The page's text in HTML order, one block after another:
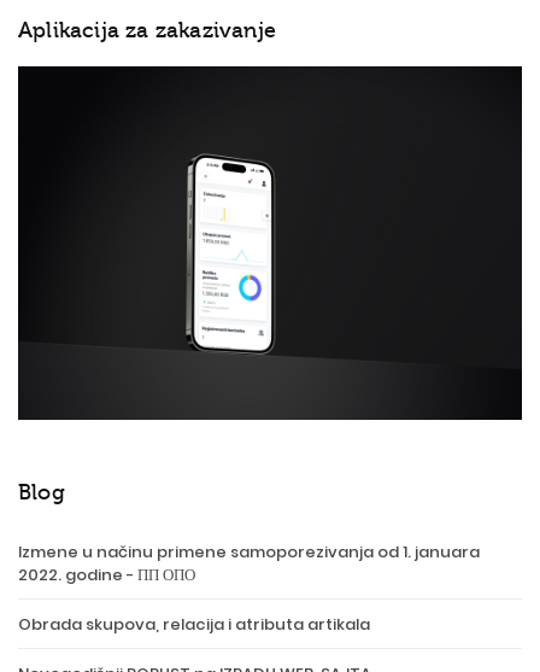
Aplikacija za zakazivanje
Blog
Izmene u načinu primene samoporezivanja od 1. januara
2022. godine - ПП ОПО
Obrada skupova, relacija i atributa artikala